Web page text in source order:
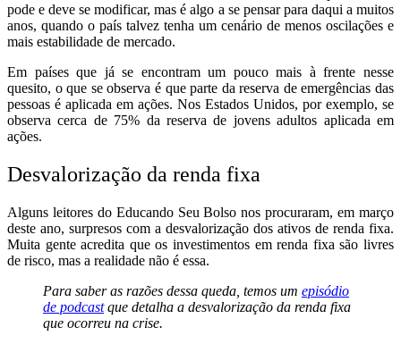
pode e deve se modificar, mas é algo a se pensar para daqui a muitos
anos, quando o país talvez tenha um cenário de menos oscilações e
mais estabilidade de mercado.
Em países que já se encontram um pouco mais à frente nesse
quesito, o que se observa é que parte da reserva de emergências das
pessoas é aplicada em ações. Nos Estados Unidos, por exemplo, se
observa cerca de 75% da reserva de jovens adultos aplicada em
ações.
Desvalorização da renda fixa
Alguns leitores do Educando Seu Bolso nos procuraram, em março
deste ano, surpresos com a desvalorização dos ativos de renda fixa.
Muita gente acredita que os investimentos em renda fixa são livres
de risco, mas a realidade não é essa.
Para saber as razões dessa queda, temos um episódio
de podcastque detalha a desvalorização da renda fixa
que ocorreu na crise.